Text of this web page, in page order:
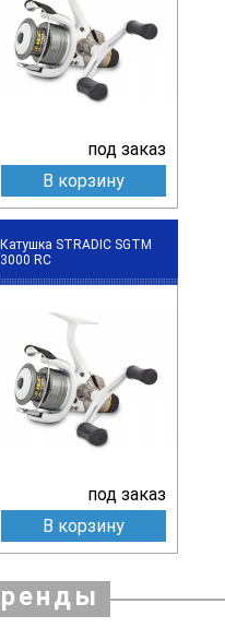
под заказ
В корзину
Катушка STRADIC SGTM
3000 RC
под заказ
В корзину